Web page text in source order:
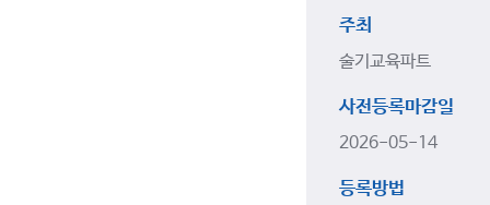
주최
술기교육파트
사전등록마감일
2026-05-14
등록방법